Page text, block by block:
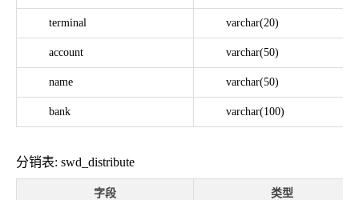
terminal varchar(20)
account varchar(50)
name varchar(50)
bank varchar(100)
分销表: swd_distribute
字段 类型